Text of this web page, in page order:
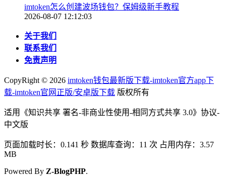
imtoken怎么创建波场钱包？保姆级新手教程
2026-08-07 12:12:03
关于我们
联系我们
免责声明
CopyRight © 2026 imtoken钱包最新版下载-imtoken官方app下
载-imtoken官网正版/安卓版下载 版权所有
适用《知识共享 署名-非商业性使用-相同方式共享 3.0》协议-
中文版
页面加载时长：0.141 秒 数据库查询：11 次 占用内存：3.57
MB
Powered By Z-BlogPHP.